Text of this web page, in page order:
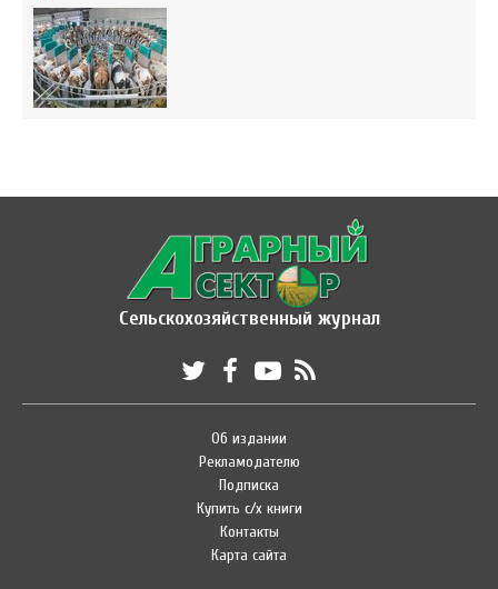
Сельскохозяйственный журнал
Об издании
Рекламодателю
Подписка
Купить с/х книги
Контакты
Карта сайта